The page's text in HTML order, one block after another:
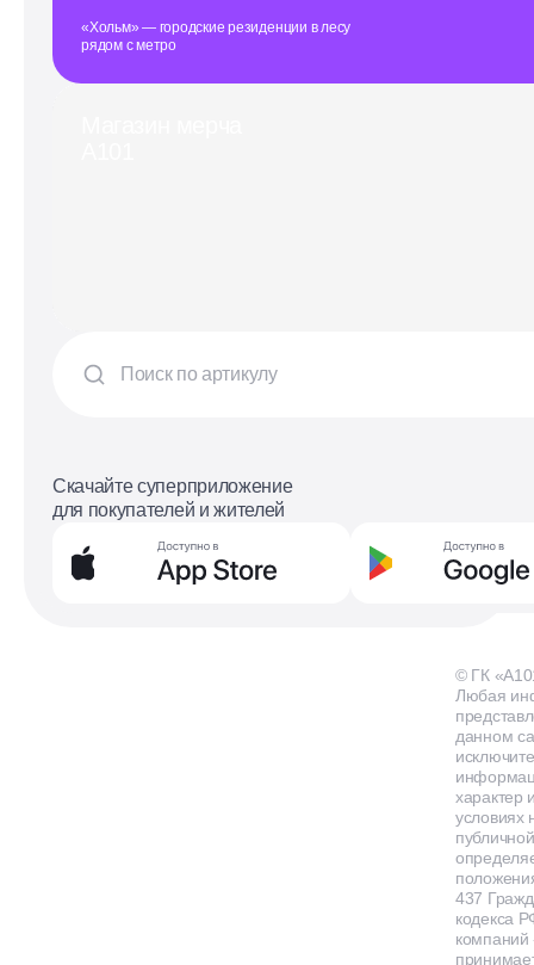
«Хольм» — городские резиденции в лесу
рядом с метро
Скачайте суперприложение
для покупателей и жителей
© ГК
Любая
данном
характер
условиях
437
кодекса